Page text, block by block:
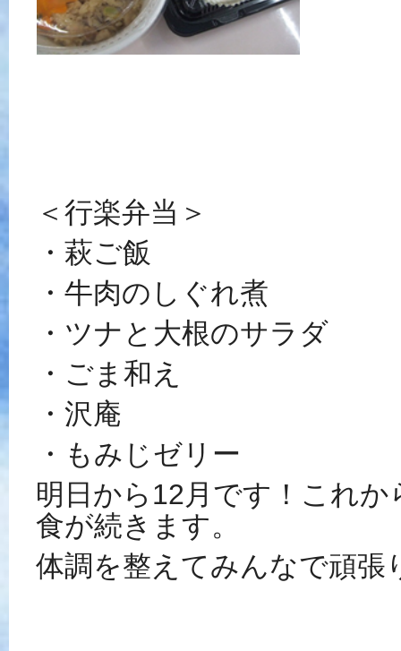
＜行楽弁当＞
・萩ご飯
・牛肉のしぐれ煮
・ツナと大根のサラダ
・ごま和え
・沢庵
・もみじゼリー
明日から12月です！これ
食が続きます。
体調を整えてみんなで頑張